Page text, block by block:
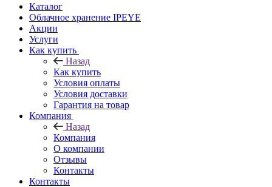
Каталог
Облачное хранение IPEYE
Акции
Услуги
Как купить
Назад
Как купить
Условия оплаты
Условия доставки
Гарантия на товар
Компания
Назад
Компания
О компании
Отзывы
Контакты
Контакты